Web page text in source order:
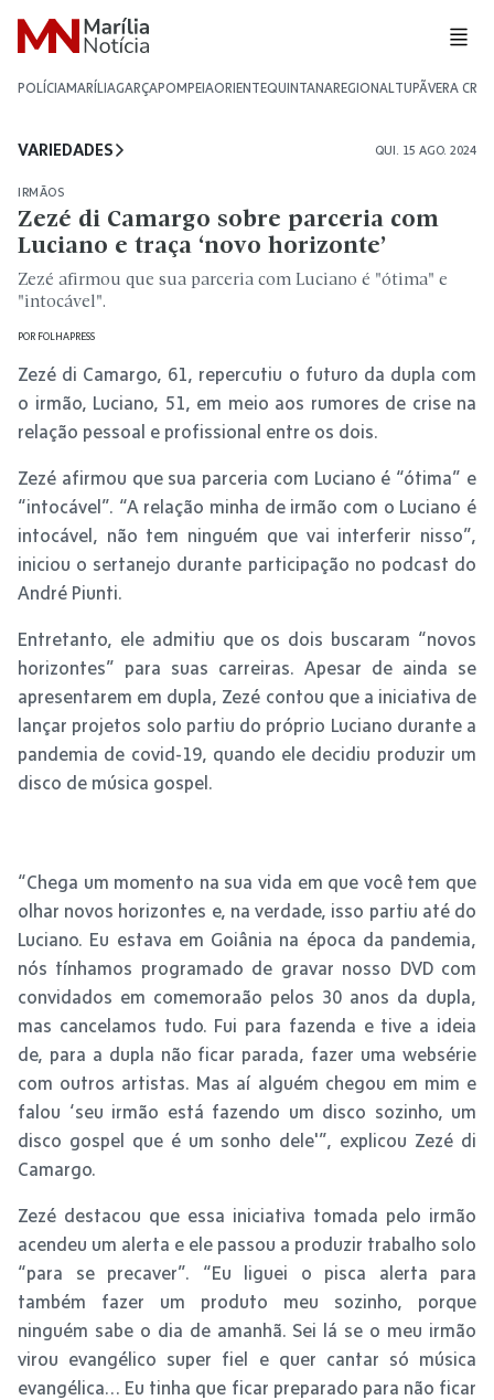
POLÍCIAMARÍLIAGARÇAPOMPEIAORIENTEQUINTANAREGIONALTUPÃVERA CRUZ
VARIEDADES QUI. 15 AGO. 2024
IRMÃOS
Zezé di Camargo sobre parceria com
Luciano e traça ‘novo horizonte’
Zezé afirmou que sua parceria com Luciano é "ótima" e
"intocável".
POR FOLHAPRESS
Zezé di Camargo, 61, repercutiu o futuro da dupla com
o irmão, Luciano, 51, em meio aos rumores de crise na
relação pessoal e profissional entre os dois.
Zezé afirmou que sua parceria com Luciano é “ótima” e
“intocável”. “A relação minha de irmão com o Luciano é
intocável, não tem ninguém que vai interferir nisso”,
iniciou o sertanejo durante participação no podcast do
André Piunti.
Entretanto, ele admitiu que os dois buscaram “novos
horizontes” para suas carreiras. Apesar de ainda se
apresentarem em dupla, Zezé contou que a iniciativa de
lançar projetos solo partiu do próprio Luciano durante a
pandemia de covid-19, quando ele decidiu produzir um
disco de música gospel.
“Chega um momento na sua vida em que você tem que
olhar novos horizontes e, na verdade, isso partiu até do
Luciano. Eu estava em Goiânia na época da pandemia,
nós tínhamos programado de gravar nosso DVD com
convidados em comemoraão pelos 30 anos da dupla,
mas cancelamos tudo. Fui para fazenda e tive a ideia
de, para a dupla não ficar parada, fazer uma websérie
com outros artistas. Mas aí alguém chegou em mim e
falou ‘seu irmão está fazendo um disco sozinho, um
disco gospel que é um sonho dele'”, explicou Zezé di
Camargo.
Zezé destacou que essa iniciativa tomada pelo irmão
acendeu um alerta e ele passou a produzir trabalho solo
“para se precaver”. “Eu liguei o pisca alerta para
também fazer um produto meu sozinho, porque
ninguém sabe o dia de amanhã. Sei lá se o meu irmão
virou evangélico super fiel e quer cantar só música
evangélica… Eu tinha que ficar preparado para não ficar